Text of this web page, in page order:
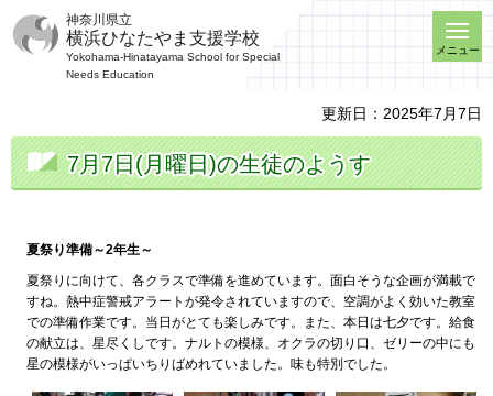
神奈川県立
横浜ひなたやま支援学校
Yokohama-Hinatayama School for Special
Needs Education
メニュー
更新日：2025年7月7日
7月7日(月曜日)の生徒のようす
夏祭り準備～2年生～
夏祭りに向けて、各クラスで準備を進めています。面白そうな企画が満載で
すね。熱中症警戒アラートが発令されていますので、空調がよく効いた教室
での準備作業です。当日がとても楽しみです。また、本日は七夕です。給食
の献立は、星尽くしです。ナルトの模様、オクラの切り口、ゼリーの中にも
星の模様がいっぱいちりばめれていました。味も特別でした。